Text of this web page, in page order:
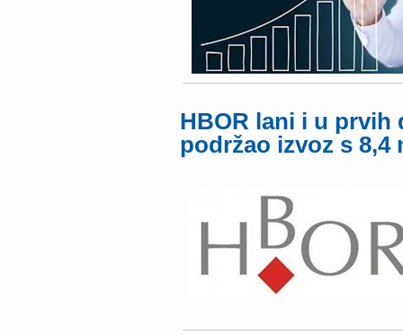
HBOR lani i u prvih
podržao izvoz s 8,4